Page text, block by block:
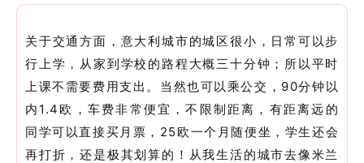
关于交通方面，意大利城市的城区很小，日常可以步
行上学，从家到学校的路程大概三十分钟；所以平时
上课不需要费用支出。当然也可以乘公交，90分钟以
内1.4欧，车费非常便宜，不限制距离，有距离远的
同学可以直接买月票，25欧一个月随便坐，学生还会
再打折，还是极其划算的！从我生活的城市去像米兰